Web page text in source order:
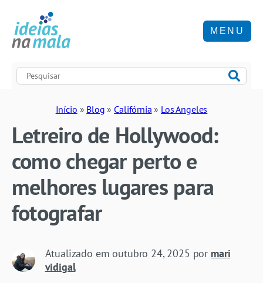
MENU
Início » Blog » Califórnia » Los Angeles
Letreiro de Hollywood:
como chegar perto e
melhores lugares para
fotografar
Atualizado em outubro 24, 2025 por mari
vidigal